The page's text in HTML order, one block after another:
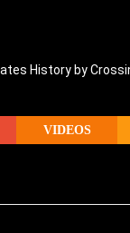
History by
VIDEOS